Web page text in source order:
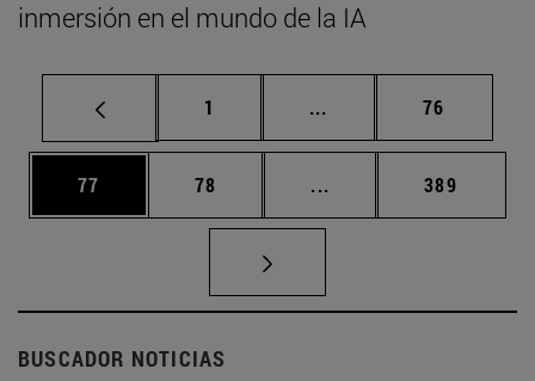
inmersión en el mundo de la IA
Página
1 ... Páginas intermedias
Página
76
Página
77 Página
78 ... Páginas intermedias
Página
389
BUSCADOR NOTICIAS